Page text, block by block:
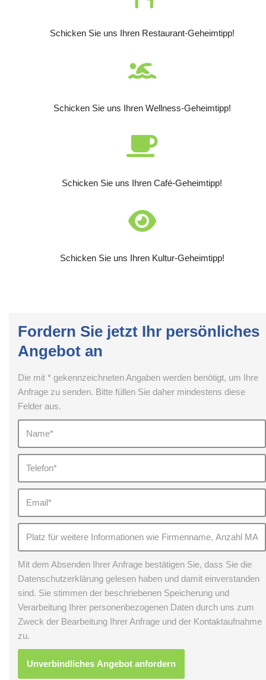
Schicken Sie uns Ihren Restaurant-Geheimtipp!
Schicken Sie uns Ihren Wellness-Geheimtipp!
Schicken Sie uns Ihren Café-Geheimtipp!
Schicken Sie uns Ihren Kultur-Geheimtipp!
Fordern Sie jetzt Ihr persönliches
Angebot an
Die mit * gekennzeichneten Angaben werden benötigt, um Ihre
Anfrage zu senden. Bitte füllen Sie daher mindestens diese
Felder aus.
Mit dem Absenden Ihrer Anfrage bestätigen Sie, dass Sie die
Datenschutzerklärung gelesen haben und damit einverstanden
sind. Sie stimmen der beschriebenen Speicherung und
Verarbeitung Ihrer personenbezogenen Daten durch uns zum
Zweck der Bearbeitung Ihrer Anfrage und der Kontaktaufnahme
zu.